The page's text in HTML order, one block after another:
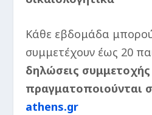
Κάθε εβδομάδα
συμμετέχουν έως 20
δηλώσεις συμμετοχής
πραγματοποιούνται
athens.gr